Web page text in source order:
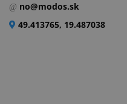
no@modos.sk
49.413765, 19.487038